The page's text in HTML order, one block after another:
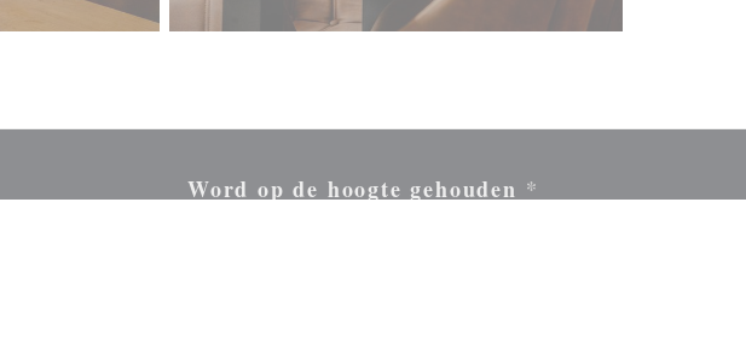
Word op de hoogte gehouden *